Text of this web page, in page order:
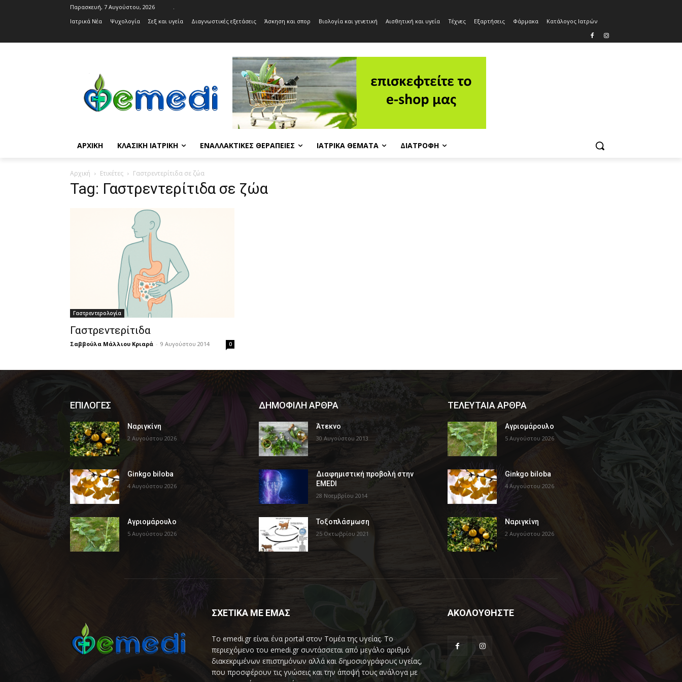
Παρασκευή, 7 Αυγούστου, 2026
.
Ιατρικά Νέα
Ψυχολογία Σεξ και υγεία Διαγνωστικές εξετάσεις Άσκηση και σπορ Βιολογία και γενετική Αισθητική και υγεία Τέχνες Εξαρτήσεις Φάρμακα Κατάλογος Ιατρών
ΑΡΧΙΚΉ ΚΛΑΣΙΚΉ ΙΑΤΡΙΚΉ ΕΝΑΛΛΑΚΤΙΚΈΣ ΘΕΡΑΠΕΊΕΣ ΙΑΤΡΙΚΆ ΘΈΜΑΤΑ ΔΙΑΤΡΟΦΉ
Αρχική Ετικέτες Γαστρεντερίτιδα σε ζώα
Tag: Γαστρεντερίτιδα σε ζώα
Γαστρεντερολογία
Γαστρεντερίτιδα
Σαββούλα Μάλλιου Κριαρά - 9 Αυγούστου 2014 0
ΕΠΙΛΟΓΕΣ
Ναριγκίνη
2 Αυγούστου 2026
Ginkgo biloba
4 Αυγούστου 2026
Αγριομάρουλο
5 Αυγούστου 2026
ΔΗΜΟΦΙΛΗ ΑΡΘΡΑ
Άτεκνο
30 Αυγούστου 2013
Διαφημιστική προβολή στην
EMEDI
28 Νοεμβρίου 2014
Τοξοπλάσμωση
25 Οκτωβρίου 2021
ΤΕΛΕΥΤΑΙΑ ΑΡΘΡΑ
Αγριομάρουλο
5 Αυγούστου 2026
Ginkgo biloba
4 Αυγούστου 2026
Ναριγκίνη
2 Αυγούστου 2026
ΣΧΕΤΙΚΑ ΜΕ ΕΜΑΣ
Το emedi.gr είναι ένα portal στον Τομέα της υγείας. Το
περιεχόμενο του emedi.gr συντάσσεται από μεγάλο αριθμό
διακεκριμένων επιστημόνων αλλά και δημοσιογράφους υγείας,
που προσφέρουν τις γνώσεις και την άποψή τους ανάλογα με
ΑΚΟΛΟΥΘΗΣΤΕ